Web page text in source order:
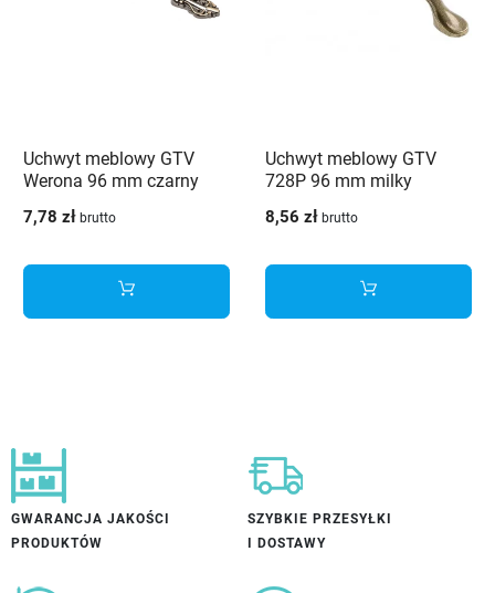
Uchwyt meblowy GTV
Werona 96 mm czarny
7,78 zł brutto
Uchwyt meblowy GTV
728P 96 mm milky
8,56 zł brutto
GWARANCJA JAKOŚCI
PRODUKTÓW
SZYBKIE PRZESYŁKI
I DOSTAWY